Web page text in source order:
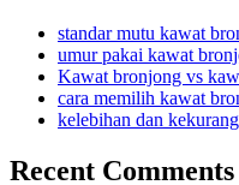
standar mutu kawat
umur pakai kawat
Kawat bronjong vs
cara memilih kawat
kelebihan dan
Recent Comments